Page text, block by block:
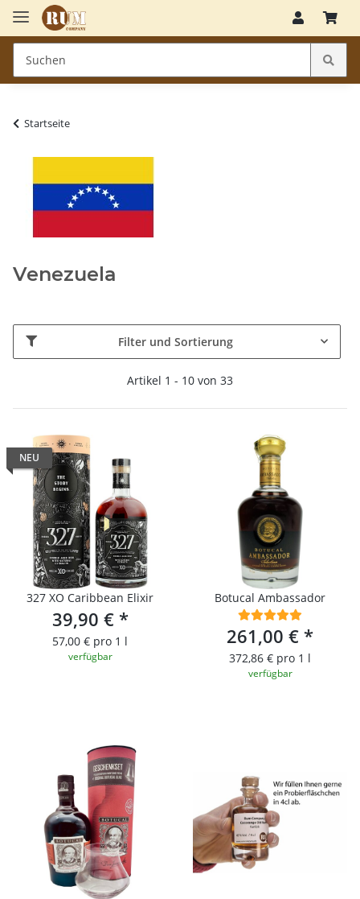
Startseite
Venezuela
Filter und Sortierung
Artikel 1 - 10 von 33
NEU
327 XO Caribbean Elixir
39,90 € *
57,00 € pro 1 l
verfügbar
Botucal Ambassador
261,00 € *
372,86 € pro 1 l
verfügbar